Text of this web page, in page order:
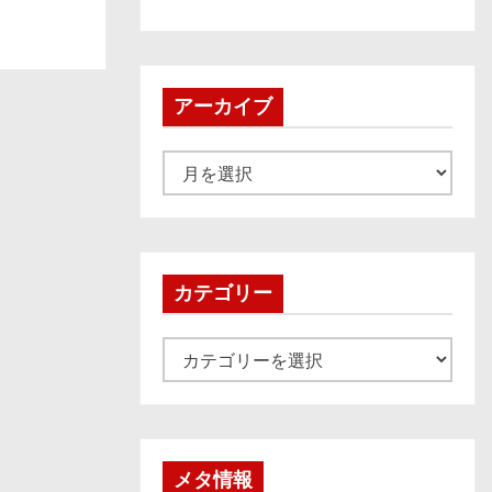
アーカイブ
ー
ブカテゴリー
テ
メタ情報